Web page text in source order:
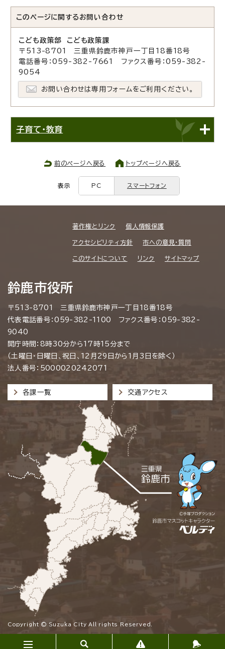
このページに関する お問い合わせ
こども政策部 こども政策課
〒513-8701 三重県鈴鹿市神戸一丁目18番18号
電話番号：059-382-7661 ファクス番号：059-382-
9054
お問い合わせは専用フォームをご利用ください。
子育て・教育
前のページへ戻る トップページへ戻る
表示 PC スマートフォン
著作権とリンク 個人情報保護
アクセシビリティ方針 市への意見・質問
このサイトについて リンク サイトマップ
鈴鹿市役所
〒513-8701 三重県鈴鹿市神戸一丁目18番18号
代表電話番号：059-382-1100 ファクス番号：059-382-
9040
開庁時間：8時30分から17時15分まで
（土曜日・日曜日、祝日、12月29日から1月3日を除く）
法人番号：5000020242071
各課一覧 交通アクセス
Copyright © Suzuka City All rights Reserved.